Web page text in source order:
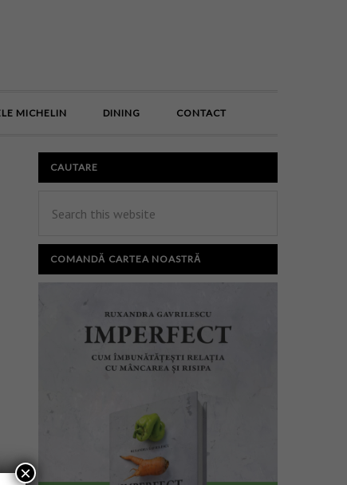
MICHELIN DINING CONTACT
CAUTARE
COMANDĂ CARTEA NOASTRĂ
×